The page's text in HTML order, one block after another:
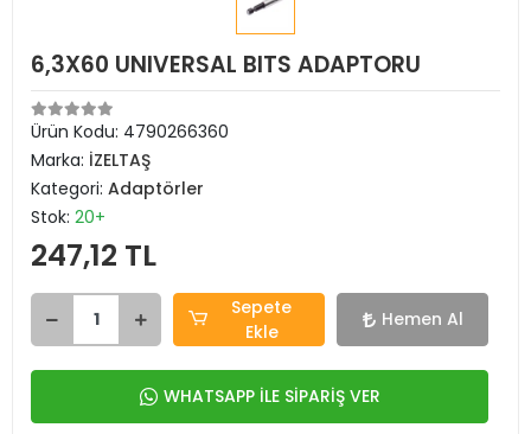
6,3X60 UNIVERSAL BITS ADAPTORU
Ürün Kodu: 4790266360
Marka: İZELTAŞ
Kategori: Adaptörler
Stok: 20+
247,12 TL
Sepete
Ekle
Hemen Al
WHATSAPP İLE SİPARİŞ VER